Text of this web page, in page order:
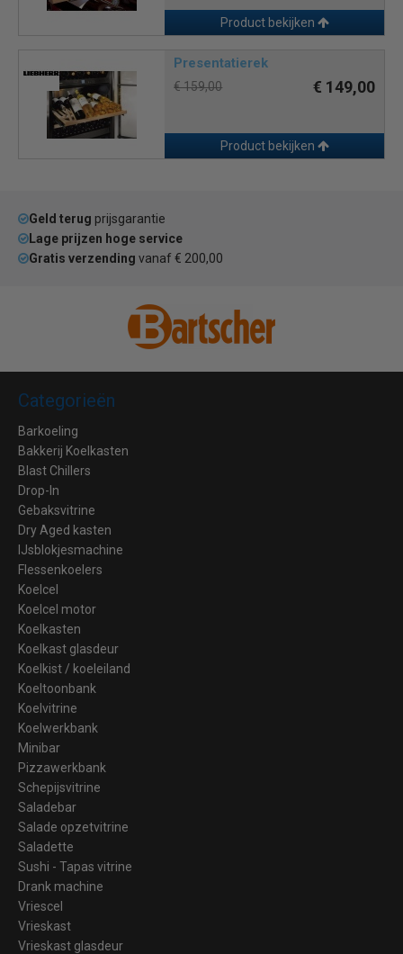
Product bekijken
Presentatierek
€ 159,00 € 149,00
Product bekijken
Geld terug prijsgarantie
Lage prijzen hoge service
Gratis verzending vanaf € 200,00
Categorieën
Barkoeling
Bakkerij Koelkasten
Blast Chillers
Drop-In
Gebaksvitrine
Dry Aged kasten
IJsblokjesmachine
Flessenkoelers
Koelcel
Koelcel motor
Koelkasten
Koelkast glasdeur
Koelkist / koeleiland
Koeltoonbank
Koelvitrine
Koelwerkbank
Minibar
Pizzawerkbank
Schepijsvitrine
Saladebar
Salade opzetvitrine
Saladette
Sushi - Tapas vitrine
Drank machine
Vriescel
Vrieskast
Vrieskast glasdeur